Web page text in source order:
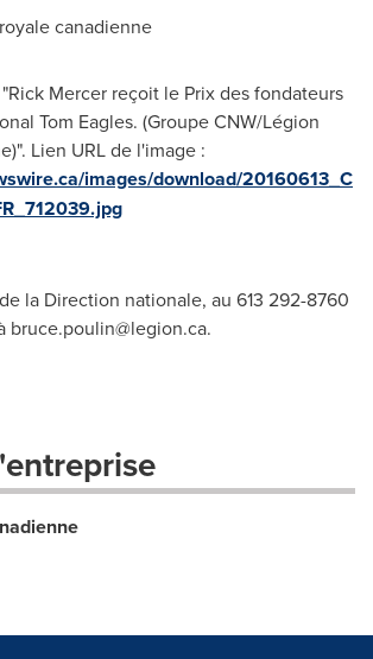
canadienne
Mercer reçoit le Prix des fondateurs
Tom Eagles. (Groupe CNW/Légion
Lien URL de l'image :
images/download/20160613_C
la Direction nationale, au 613 292-8760
bruce.poulin@legion.ca.